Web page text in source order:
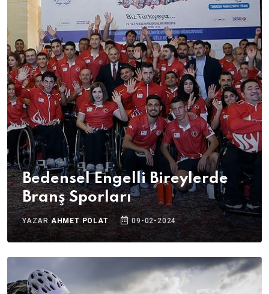
Bedensel Engelli Bireylerde
Branş Sporları
YAZAR AHMET POLAT 09-02-2024